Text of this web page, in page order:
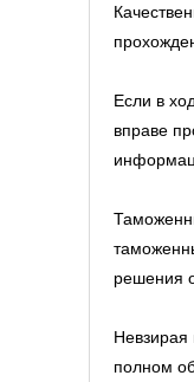
Если в
вправе
решения
Невзирая
полном